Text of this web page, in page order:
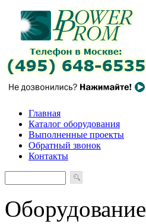
Главная
Каталог оборудования
Выполненные проекты
Обратный звонок
Контакты
Оборудование